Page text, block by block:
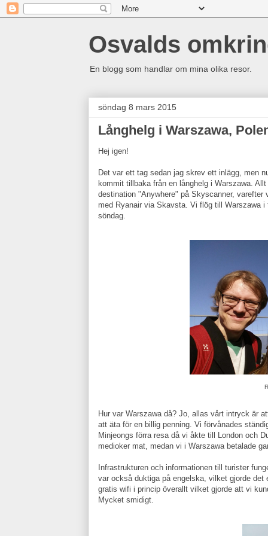
Osvalds
En blogg som handlar om mina olika resor.
söndag 8 mars 2015
Långhelg i Warszawa,
Hej igen!
Det var ett tag sedan jag skrev ett inlägg, men
kommit tillbaka från en långhelg i Warszawa.
destination "Anywhere" på Skyscanner,
med Ryanair via Skavsta. Vi flög till Warszawa
söndag.
Hur var Warszawa då? Jo, allas vårt intryck är
att äta för en billig penning. Vi förvånades
Minjeongs förra resa då vi åkte till London och
medioker mat, medan vi i Warszawa betalade
Infrastrukturen och informationen till turister
var också duktiga på engelska, vilket gjorde
gratis wifi i princip överallt vilket gjorde att vi
Mycket smidigt.